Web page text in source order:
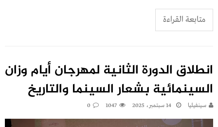
متابعة القراءة
انطلاق الدورة الثانية لمهرجان أيام وزان
السينمائية بشعار السينما والتاريخ
سينفيليا 14 سبتمبر، 2025 1047
0